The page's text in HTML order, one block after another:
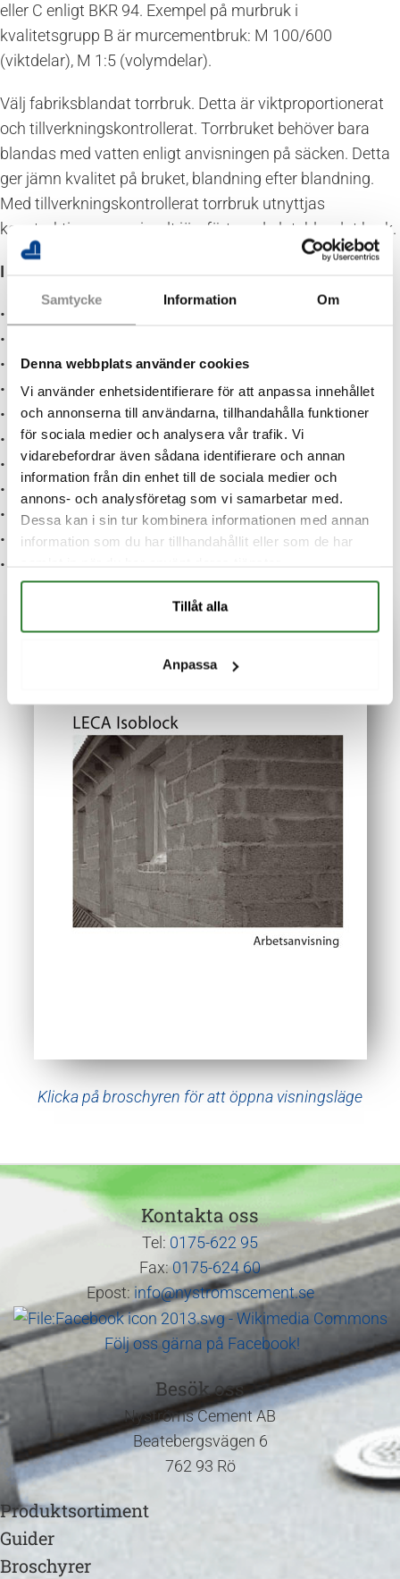
Samtycke Information Om
Denna webbplats använder cookies
Vi använder enhetsidentifierare för att anpassa innehållet
och annonserna till användarna, tillhandahålla funktioner
för sociala medier och analysera vår trafik. Vi
vidarebefordrar även sådana identifierare och annan
information från din enhet till de sociala medier och
annons- och analysföretag som vi samarbetar med.
Dessa kan i sin tur kombinera informationen med annan
information som du har tillhandahållit eller som de har
Tillåt alla
Anpassa
eller C enligt BKR 94. Exempel på murbruk i
kvalitetsgrupp B är murcementbruk: M 100/600
(viktdelar), M 1:5 (volymdelar).
Välj fabriksblandat torrbruk. Detta är viktproportionerat
och tillverkningskontrollerat. Torrbruket behöver bara
blandas med vatten enligt anvisningen på säcken. Detta
ger jämn kvalitet på bruket, blandning efter blandning.
Med tillverkningskontrollerat torrbruk utnyttjas
konstruktionen maximalt jämfört med platsblandat bruk.
I broschyren hittar du mer information om:
• Skiftgångar
• Förband
• Kapningar
• Fogar
• Armering
• Balkar
• Balkisolering
• Dilatationsfogar – rörelsefogar
• Tätning
• Installation och infästningar
• Utvändig och invändig isolering.
Klicka på broschyren för att öppna visningsläge
Kontakta oss
Tel: 0175-622 95
Fax:0175-624 60
Epost: info@nystromscement.se
Följ oss gärna på Facebook!
Besök oss
Nyströms Cement AB
Beatebergsvägen 6
762 93 Rö
Produktsortiment
Guider
Broschyrer